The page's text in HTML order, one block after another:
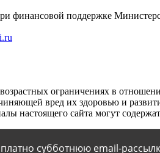
финансовой поддержке
ограничениях в
вред их здоровью и
настоящего сайта могут
субботнюю email-